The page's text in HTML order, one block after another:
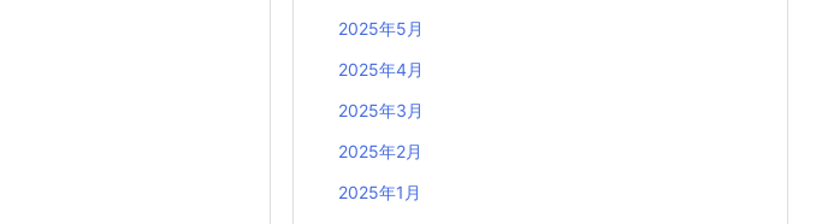
2025年5月
2025年4月
2025年3月
2025年2月
2025年1月